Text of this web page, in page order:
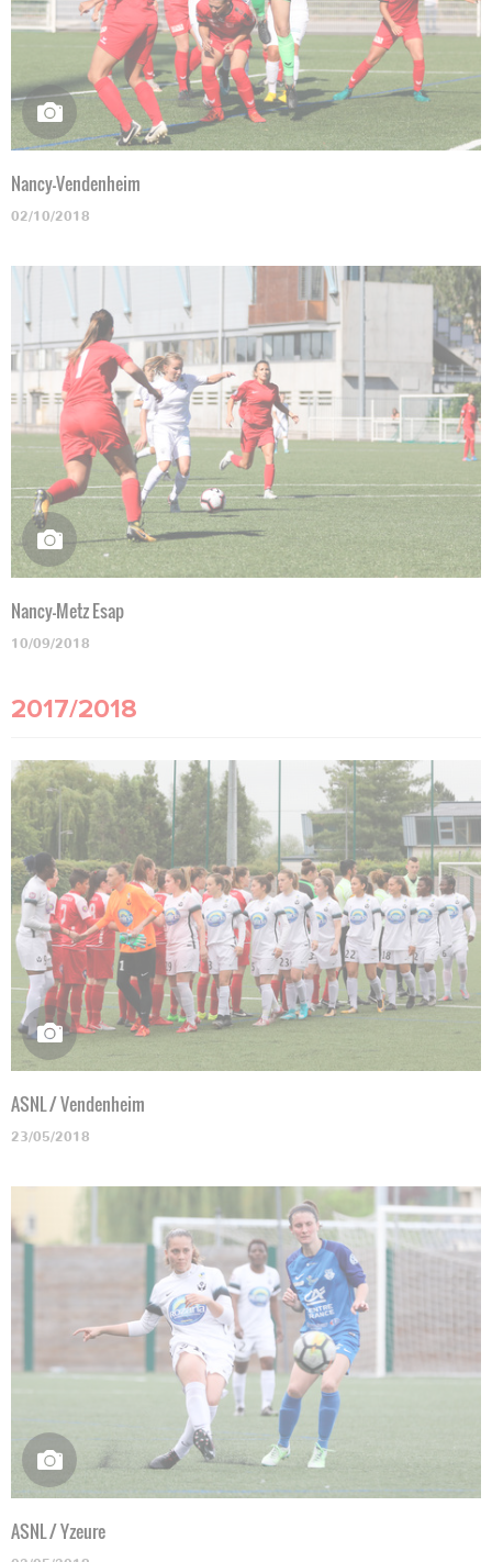
Nancy-Vendenheim
02/10/2018
Nancy-Metz Esap
10/09/2018
2017/2018
ASNL / Vendenheim
23/05/2018
ASNL / Yzeure